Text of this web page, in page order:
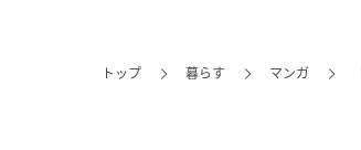
トップ 暮らす マンガ